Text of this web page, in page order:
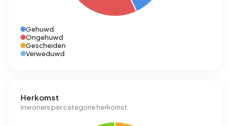
Gehuwd
Ongehuwd
Gescheiden
Verweduwd
Herkomst
Inwoners per categorie herkomst